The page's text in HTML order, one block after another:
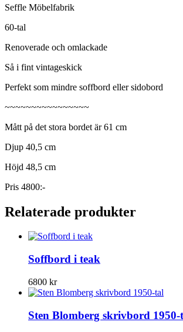
Seffle Möbelfabrik
60-tal
Renoverade och omlackade
Så i fint vintageskick
Perfekt som mindre soffbord eller sidobord
~~~~~~~~~~~~~~~~
Mått på det stora bordet är 61 cm
Djup 40,5 cm
Höjd 48,5 cm
Pris 4800:-
Relaterade produkter
Soffbord i teak
6800 kr
Sten Blomberg skrivbord 1950-